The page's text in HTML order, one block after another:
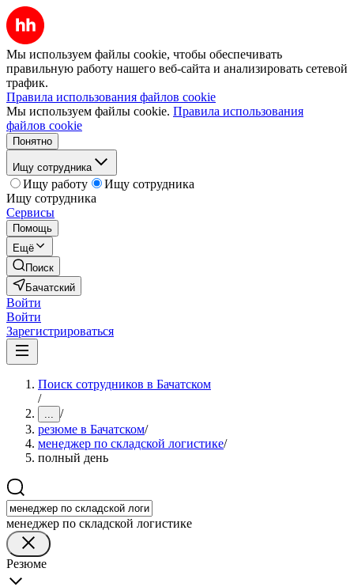
Мы используем файлы cookie, чтобы обеспечивать
правильную работу нашего веб-сайта и анализировать сетевой
трафик.
Правила использования файлов cookie
Мы используем файлы cookie. Правила использования
файлов cookie
Понятно
Ищу сотрудника
Ищу работу
Ищу сотрудника
Ищу сотрудника
Сервисы
Помощь
Ещё
Поиск
Бачатский
Войти
Войти
Зарегистрироваться
Поиск сотрудников в Бачатском
/
... /
резюме в Бачатском/
менеджер по складской логистике/
полный день
менеджер по складской логистике
Резюме